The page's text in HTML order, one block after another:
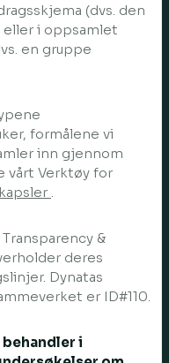
(dvs. den
i oppsamlet
en gruppe
formålene vi
inn gjennom
vårt Verktøy for
.
&
deres
Dynatas
er ID#110.
i